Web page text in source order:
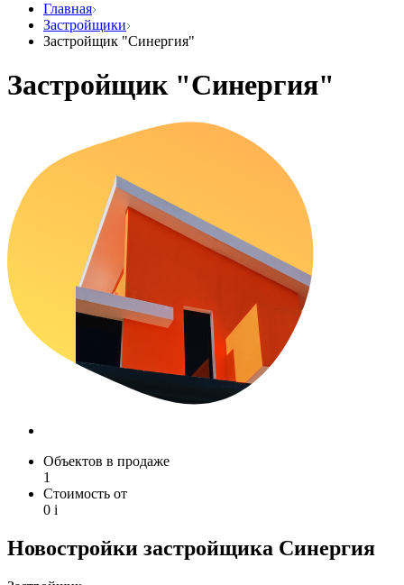
Главная
Застройщики
Застройщик "Синергия"
Застройщик "Синергия"
Объектов в продаже
1
Стоимость от
0 i
Новостройки застройщика Синергия